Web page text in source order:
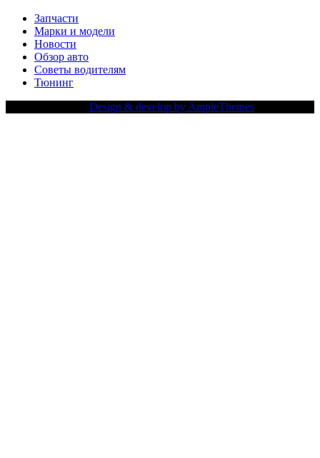
Запчасти
Марки и модели
Новости
Обзор авто
Советы водителям
Тюнинг
Design & develop by AmpleThemes